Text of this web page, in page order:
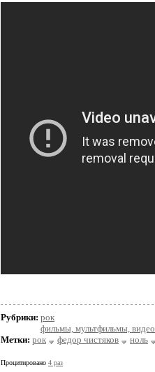
Рубрики: рок
фильмы, мультфильмы, видео
Метки: рок федор чистяков ноль
Процитировано 4 раз